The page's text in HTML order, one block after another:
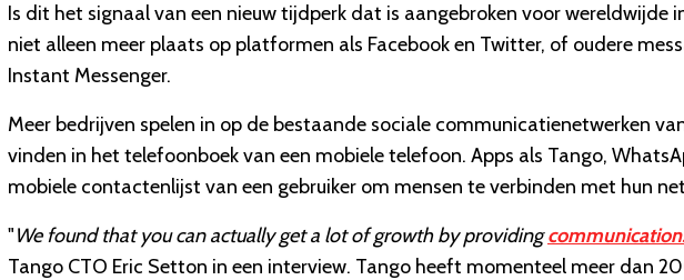
Is dit het signaal van een nieuw tijdperk dat is aangebroken voor
niet alleen meer plaats op platformen als Facebook en Twitter, of oudere
Instant Messenger.
Meer bedrijven spelen in op de bestaande sociale communicatienetwerken
vinden in het telefoonboek van een mobiele telefoon. Apps als Tango,
mobiele contactenlijst van een gebruiker om mensen te verbinden met hun
"We found that you can actually get a lot of growth by providing
Tango CTO Eric Setton in een interview. Tango heeft momenteel meer dan